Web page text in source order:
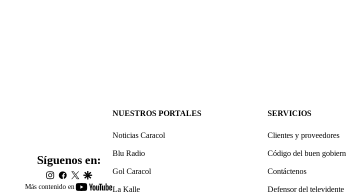
Más contenido en
youtube-
Síguenos en:
instagram
facebook
twittergoogle
NUESTROS PORTALES
Noticias Caracol
Blu Radio
Gol Caracol
La Kalle
SERVICIOS
Clientes y proveedores
Código del buen
Contáctenos
Defensor del televidente